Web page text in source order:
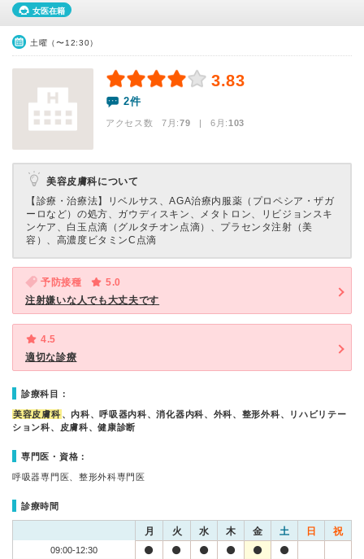
女医在籍
土曜（〜12:30）
3.83
2件
アクセス数 7月:79 | 6月:103
美容皮膚科について
【診療・治療法】
リベルサス、AGA治療内服薬（プロペシア・ザガ
ーロなど）の処方、ガウディスキン、メタトロン、リビジョンスキ
ンケア、白玉点滴（グルタチオン点滴）、プラセンタ注射（美
容）、高濃度ビタミンC点滴
予防接種
5.0
注射嫌いな人でも大丈夫です
4.5
適切な診療
診療科目：
美容皮膚科 、内科、呼吸器内科、消化器内科、外科、整形外科、リハビリテー
ション科、皮膚科、健康診断
専門医・資格：
呼吸器専門医、整形外科専門医
診療時間
月 火 水 木 金 土 日 祝
09:00-12:30